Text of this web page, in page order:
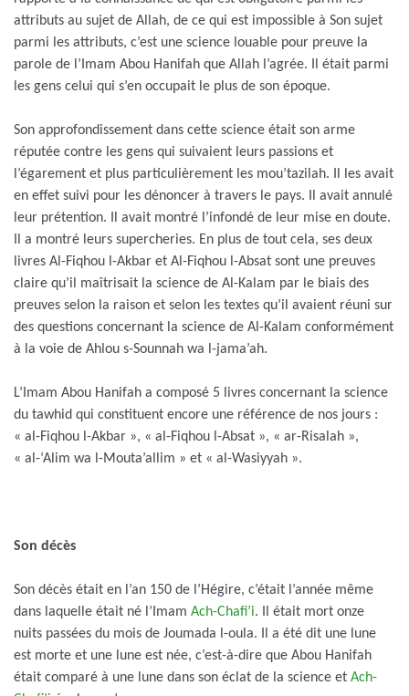
attributs au sujet de Allah, de ce qui est impossible à Son sujet
parmi les attributs, c’est une science louable pour preuve la
parole de l’Imam Abou Hanifah que Allah l’agrée. Il était parmi
les gens celui qui s’en occupait le plus de son époque.
Son approfondissement dans cette science était son arme
réputée contre les gens qui suivaient leurs passions et
l’égarement et plus particulièrement les mou’tazilah. Il les avait
en effet suivi pour les dénoncer à travers le pays. Il avait annulé
leur prétention. Il avait montré l’infondé de leur mise en doute.
Il a montré leurs supercheries. En plus de tout cela, ses deux
livres Al-Fiqhou l-Akbar et Al-Fiqhou l-Absat sont une preuves
claire qu’il maîtrisait la science de Al-Kalam par le biais des
preuves selon la raison et selon les textes qu’il avaient réuni sur
des questions concernant la science de Al-Kalam conformément
à la voie de Ahlou s-Sounnah wa l-jama’ah.
L’Imam Abou Hanifah a composé 5 livres concernant la science
du tawhid qui constituent encore une référence de nos jours :
« al-Fiqhou l-Akbar », « al-Fiqhou l-Absat », « ar-Risalah »,
« al-‘Alim wa l-Mouta’allim » et « al-Wasiyyah ».
Son décès
Son décès était en l’an 150 de l’Hégire, c’était l’année même
dans laquelle était né l’Imam Ach-Chafi’i. Il était mort onze
nuits passées du mois de Joumada l-oula. Il a été dit une lune
est morte et une lune est née, c’est-à-dire que Abou Hanifah
était comparé à une lune dans son éclat de la science et Ach-